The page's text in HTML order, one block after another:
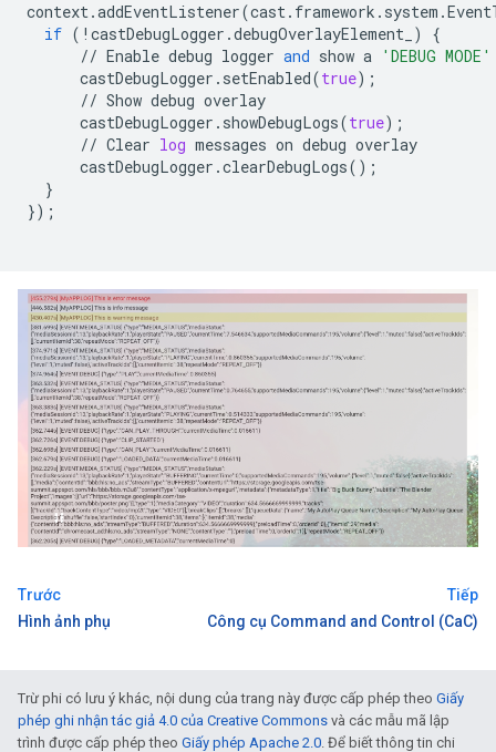
context.addEventListener(cast. framework . system .
if ( ! castDebugLogger .debugOverlayElement_ )
{
// Enable debug logger and show a 'DEBUG MODE'
castDebugLogger . setEnabled(true);
// Show debug overlay
castDebugLogger . showDebugLogs(true);
// Clear log messages on debug overlay
castDebugLogger .clearDebugLogs();
}
});
Trước
Hình ảnh phụ
Tiếp
Công cụ Command and Control (CaC)
Trừ phi có lưu ý khác, nội dung của trang này được cấp phép theo Giấy
phép ghi nhận tác giả 4.0 của Creative Commons và các mẫu mã lập
trình được cấp phép theo Giấy phép Apache 2.0 . Để biết thông tin chi